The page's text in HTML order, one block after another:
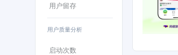
用户留存
用户质量分析
启动次数